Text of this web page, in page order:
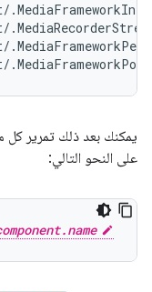
يمكنك بعد ذلك تمرير كل
على النحو التالي: